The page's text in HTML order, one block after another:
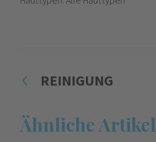
REINIGUNG
Ähnliche Artikel